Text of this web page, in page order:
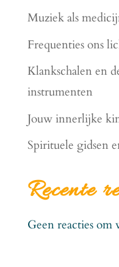
Muziek als
Frequenties ons
Klankschalen en
instrumenten
Jouw innerlijke
Spirituele gidsen
Recente
Geen reacties om